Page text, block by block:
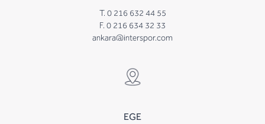
T. 0 216 632 44 55
F. 0 216 634 32 33
ankara@interspor.com
EGE